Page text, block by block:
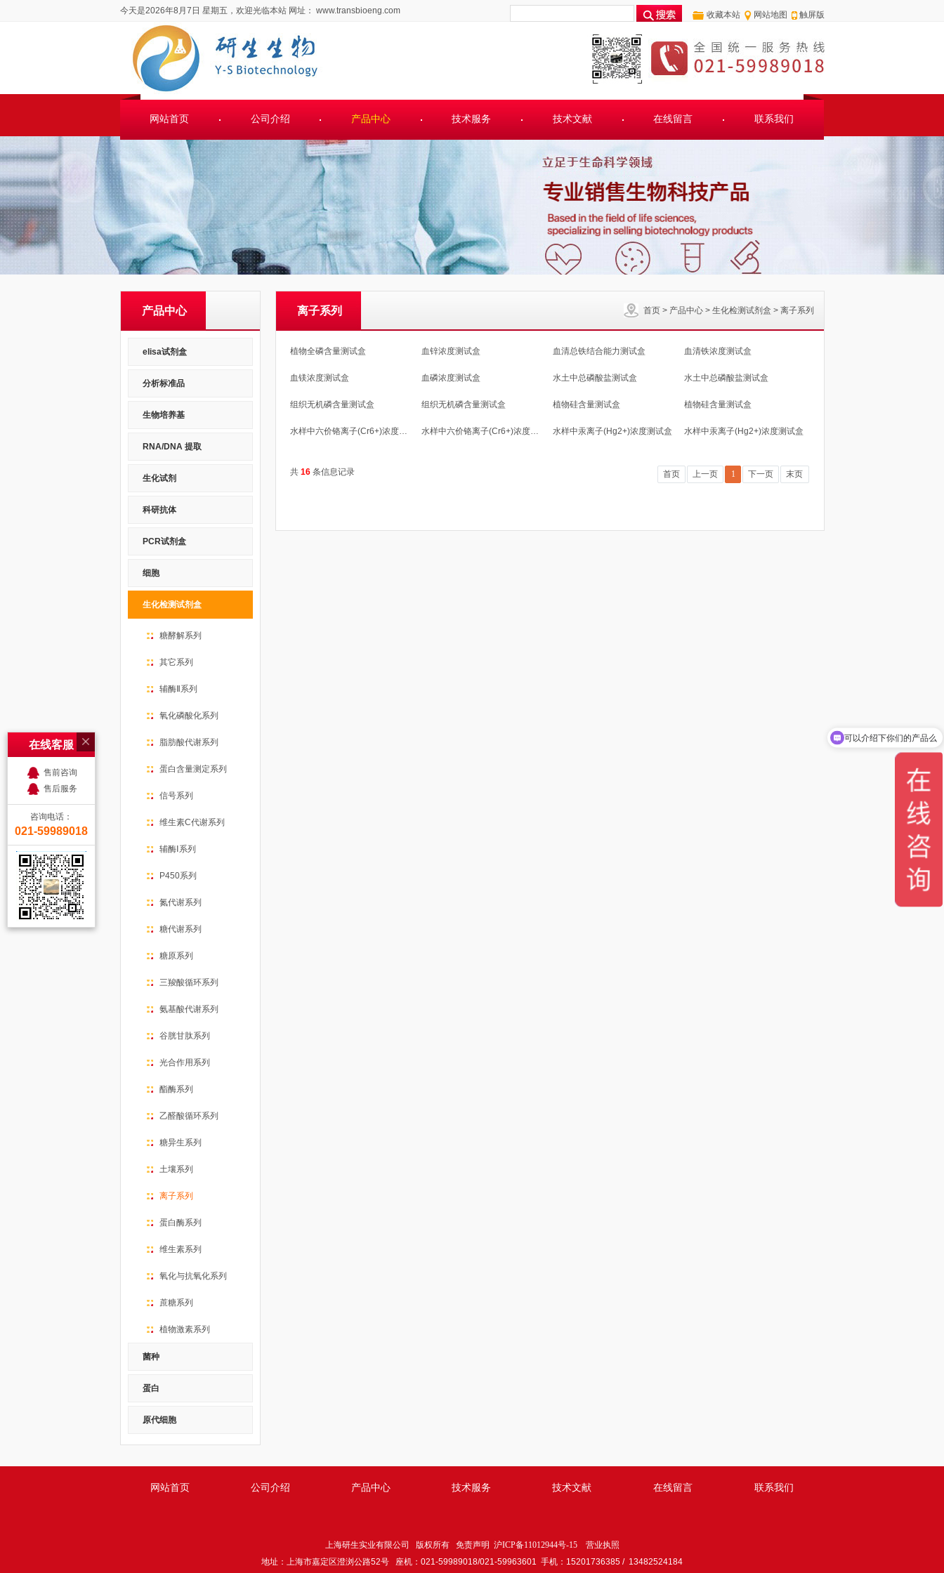
今天是2026年8月7日 星期五，欢迎光临本站 网址： www.transbioeng.com 收藏本站 网站地图 触屏版
网站首页 公司介绍 产品中心 技术服务 技术文献 在线留言 联系我们
首页> 产品中心> 生化检测试剂盒 > 离子系列
产品中心
elisa试剂盒
分析标准品
生物培养基
RNA/DNA 提取
生化试剂
科研抗体
PCR试剂盒
细胞
生化检测试剂盒
糖酵解系列
其它系列
辅酶Ⅱ系列
氧化磷酸化系列
脂肪酸代谢系列
蛋白含量测定系列
信号系列
维生素C代谢系列
辅酶Ⅰ系列
P450系列
氮代谢系列
糖代谢系列
糖原系列
三羧酸循环系列
氨基酸代谢系列
谷胱甘肽系列
光合作用系列
酯酶系列
乙醛酸循环系列
糖异生系列
土壤系列
离子系列
蛋白酶系列
维生素系列
氧化与抗氧化系列
蔗糖系列
植物激素系列
菌种
蛋白
原代细胞
离子系列
植物全磷含量测试盒 血锌浓度测试盒 血清总铁结合能力测试盒 血清铁浓度测试盒
血镁浓度测试盒 血磷浓度测试盒 水土中总磷酸盐测试盒 水土中总磷酸盐测试盒
组织无机磷含量测试盒 组织无机磷含量测试盒 植物硅含量测试盒 植物硅含量测试盒
水样中六价铬离子(Cr6+)浓度测试盒 水样中六价铬离子(Cr6+)浓度测试盒 水样中汞离子(Hg2+)浓度测试盒 水样中汞离子(Hg2+)浓度测试盒
共16条信息记录 首页 上一页 1 下一页 末页
网站首页 公司介绍 产品中心 技术服务 技术文献 在线留言 联系我们
上海研生实业有限公司 版权所有 免责声明 沪ICP备11012944号-15
营业执照
地址：上海市嘉定区澄浏公路52号 座机：021-59989018/021-59963601 手机：15201736385 / 13482524184
在线客服
售前咨询
售后服务
咨询电话：
021-59989018
你们是怎么收费的呢